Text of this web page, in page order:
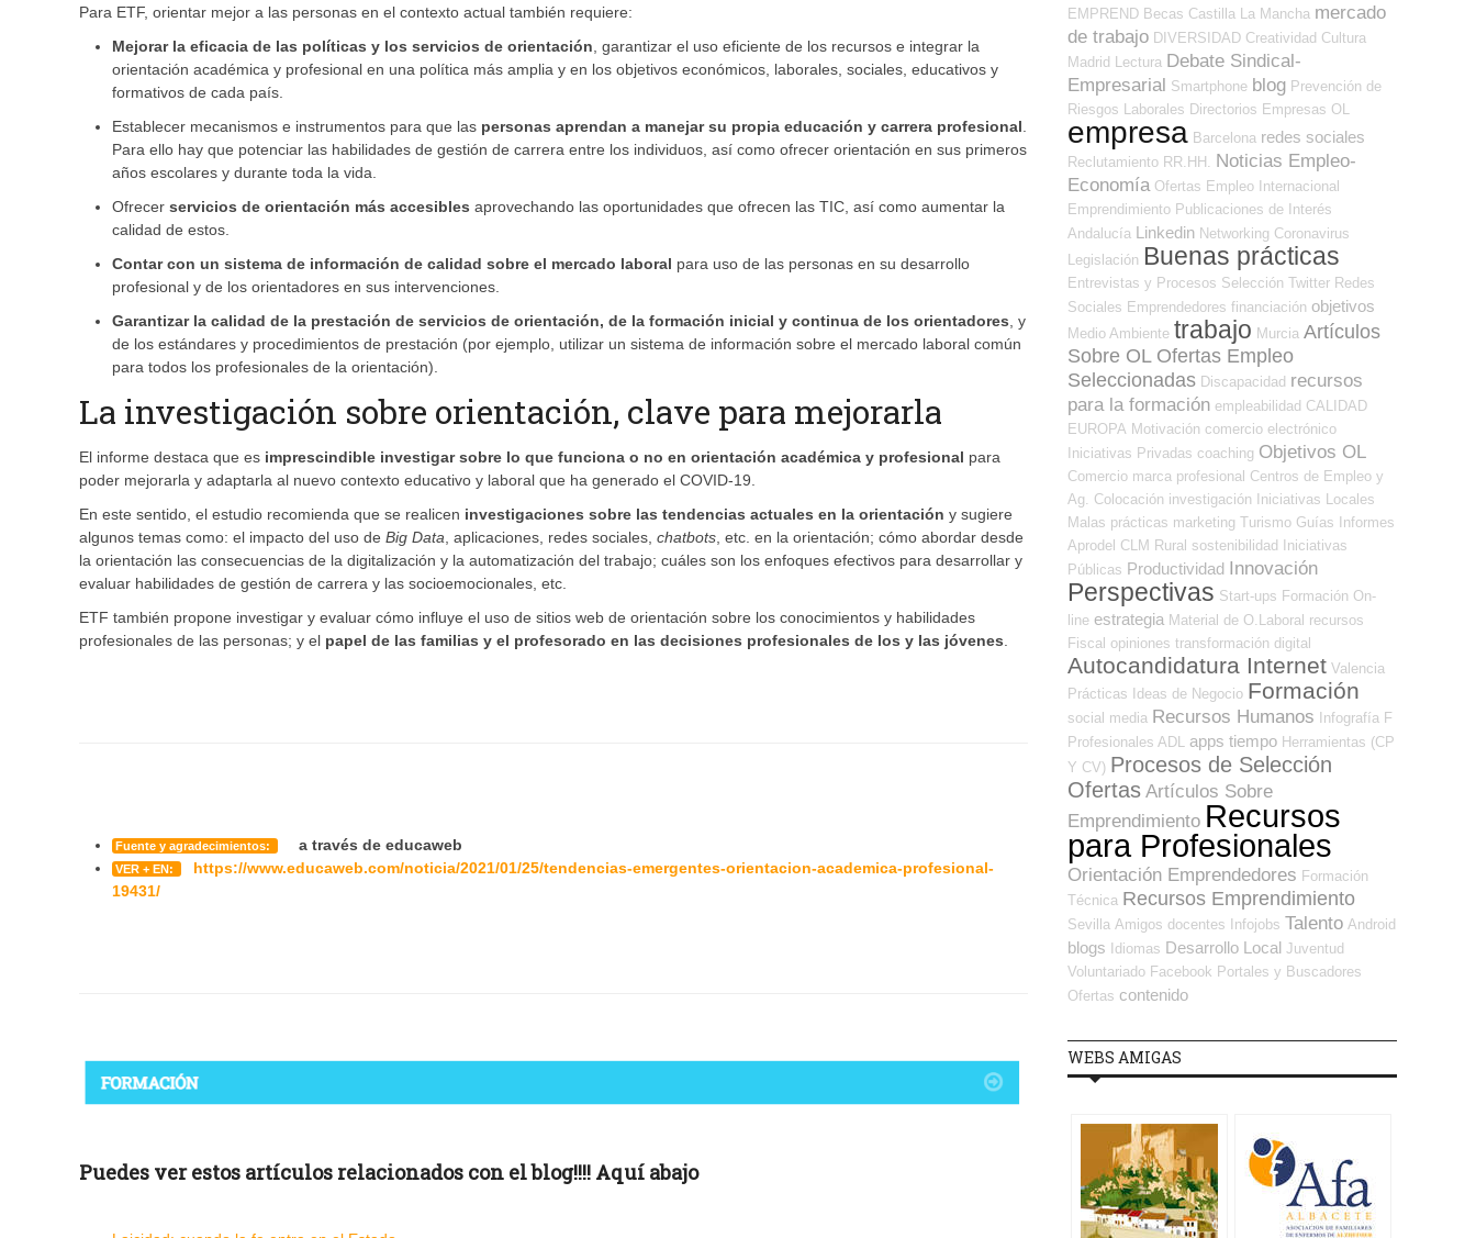
Para ETF, orientar mejor a las personas en el contexto actual también requiere:
Mejorar la eficacia de las políticas y los servicios de orientación, garantizar el uso eficiente de los recursos e integrar la
orientación académica y profesional en una política más amplia y en los objetivos económicos, laborales, sociales, educativos y
formativos de cada país.
Establecer mecanismos e instrumentos para que las personas aprendan a manejar su propia educación y carrera profesional.
Para ello hay que potenciar las habilidades de gestión de carrera entre los individuos, así como ofrecer orientación en sus primeros
años escolares y durante toda la vida.
Ofrecer servicios de orientación más accesibles aprovechando las oportunidades que ofrecen las TIC, así como aumentar la
calidad de estos.
Contar con un sistema de información de calidad sobre el mercado laboral para uso de las personas en su desarrollo
profesional y de los orientadores en sus intervenciones.
Garantizar la calidad de la prestación de servicios de orientación, de la formación inicial y continua de los orientadores, y
de los estándares y procedimientos de prestación (por ejemplo, utilizar un sistema de información sobre el mercado laboral común
para todos los profesionales de la orientación).
La investigación sobre orientación, clave para mejorarla
El informe destaca que es imprescindible investigar sobre lo que funciona o no en orientación académica y profesional para
poder mejorarla y adaptarla al nuevo contexto educativo y laboral que ha generado el COVID-19.
En este sentido, el estudio recomienda que se realicen investigaciones sobre las tendencias actuales en la orientación y sugiere
algunos temas como: el impacto del uso de Big Data, aplicaciones, redes sociales, chatbots, etc. en la orientación; cómo abordar desde
la orientación las consecuencias de la digitalización y la automatización del trabajo; cuáles son los enfoques efectivos para desarrollar y
evaluar habilidades de gestión de carrera y las socioemocionales, etc.
ETF también propone investigar y evaluar cómo influye el uso de sitios web de orientación sobre los conocimientos y habilidades
profesionales de las personas; y el papel de las familias y el profesorado en las decisiones profesionales de los y las jóvenes.
Fuente y agradecimientos: a través de educaweb
VER + EN:
https://www.educaweb.com/noticia/2021/01/25/tendencias-emergentes-orientacion-academica-profesional-
19431/
Puedes ver estos artículos relacionados con el blog!!!! Aquí abajo
EMPREND Becas Castilla La Mancha mercado
de trabajo DIVERSIDAD Creatividad Cultura
Madrid
Lectura Debate Sindical-
Empresarial Smartphone blog Prevención de
Riesgos Laborales Directorios Empresas OL
empresa Barcelona redes sociales
Reclutamiento RR.HH.
Noticias Empleo-
Economía Ofertas Empleo Internacional
Emprendimiento Publicaciones de Interés
Andalucía Linkedin Networking Coronavirus
Legislación Buenas prácticas
Entrevistas y Procesos Selección Twitter Redes
Sociales Emprendedores financiación objetivos
Medio Ambiente trabajo Murcia Artículos
Sobre OL Ofertas Empleo
Seleccionadas Discapacidad recursos
para la formación empleabilidad CALIDAD
EUROPA Motivación comercio electrónico
Iniciativas Privadas coaching Objetivos OL
Comercio marca profesional Centros de Empleo y
Ag. Colocación investigación
Iniciativas Locales
Malas prácticas marketing Turismo Guías
Informes
Aprodel CLM Rural sostenibilidad
Iniciativas
Públicas Productividad Innovación
Perspectivas Start-ups Formación On-
line estrategia Material de O.Laboral recursos
Fiscal opiniones transformación digital
Autocandidatura Internet Valencia
Prácticas
Ideas de Negocio Formación
social media Recursos Humanos Infografía F
Profesionales ADL
apps tiempo Herramientas (CP
Y CV) Procesos de Selección
Ofertas Artículos Sobre
Emprendimiento Recursos
para Profesionales
Orientación Emprendedores Formación
Técnica Recursos Emprendimiento
Sevilla Amigos docentes Infojobs Talento Android
blogs Idiomas Desarrollo Local Juventud
Voluntariado Facebook Portales y Buscadores
Ofertas contenido
WEBS AMIGAS